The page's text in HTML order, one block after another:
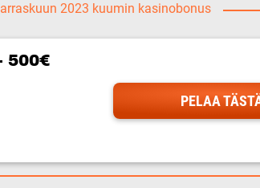
2023 kuumin kasinobonus
500€
PELAA